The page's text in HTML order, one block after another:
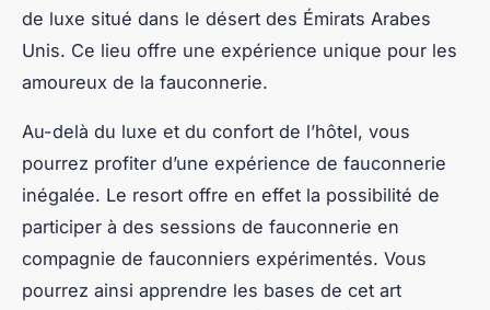
de luxe situé dans le désert des Émirats Arabes
Unis. Ce lieu offre une expérience unique pour les
amoureux de la fauconnerie.
Au-delà du luxe et du confort de l’hôtel, vous
pourrez profiter d’une expérience de fauconnerie
inégalée. Le resort offre en effet la possibilité de
participer à des sessions de fauconnerie en
compagnie de fauconniers expérimentés. Vous
pourrez ainsi apprendre les bases de cet art